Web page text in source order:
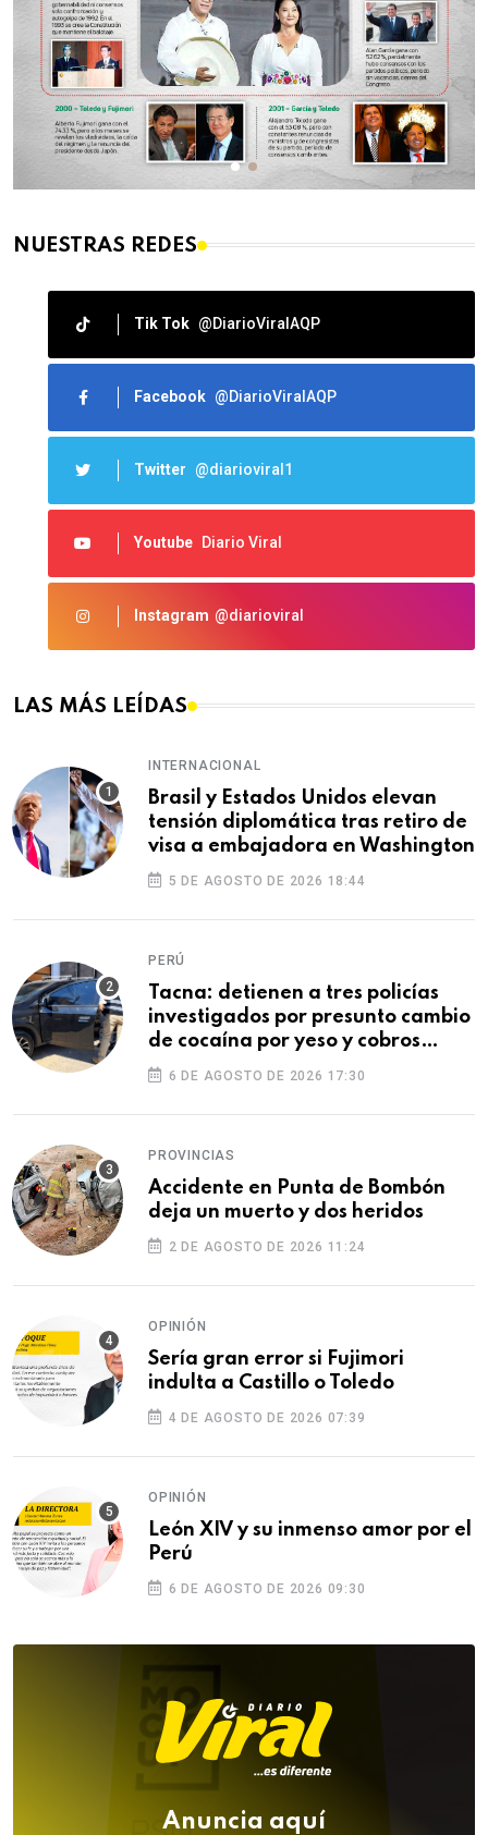
NUESTRAS REDES
Tik Tok @DiarioViralAQP
Facebook @DiarioViralAQP
Twitter @diarioviral1
Youtube Diario Viral
Instagram @diarioviral
LAS MÁS LEÍDAS
INTERNACIONAL
Brasil y Estados Unidos elevan
tensión diplomática tras retiro de
visa a embajadora en Washington
5 DE AGOSTO DE 2026 18:44
PERÚ
Tacna: detienen a tres policías
investigados por presunto cambio
de cocaína por yeso y cobros
ilegales
6 DE AGOSTO DE 2026 17:30
PROVINCIAS
Accidente en Punta de Bombón
deja un muerto y dos heridos
2 DE AGOSTO DE 2026 11:24
OPINIÓN
Sería gran error si Fujimori
indulta a Castillo o Toledo
4 DE AGOSTO DE 2026 07:39
OPINIÓN
León XIV y su inmenso amor por el
Perú
6 DE AGOSTO DE 2026 09:30
Anuncia aquí